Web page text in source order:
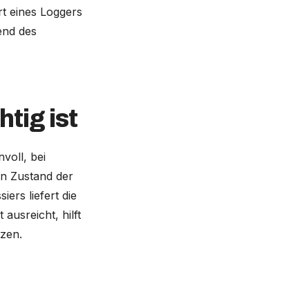
eines Loggers
des
ist
bei
Zustand der
liefert die
ausreicht, hilft